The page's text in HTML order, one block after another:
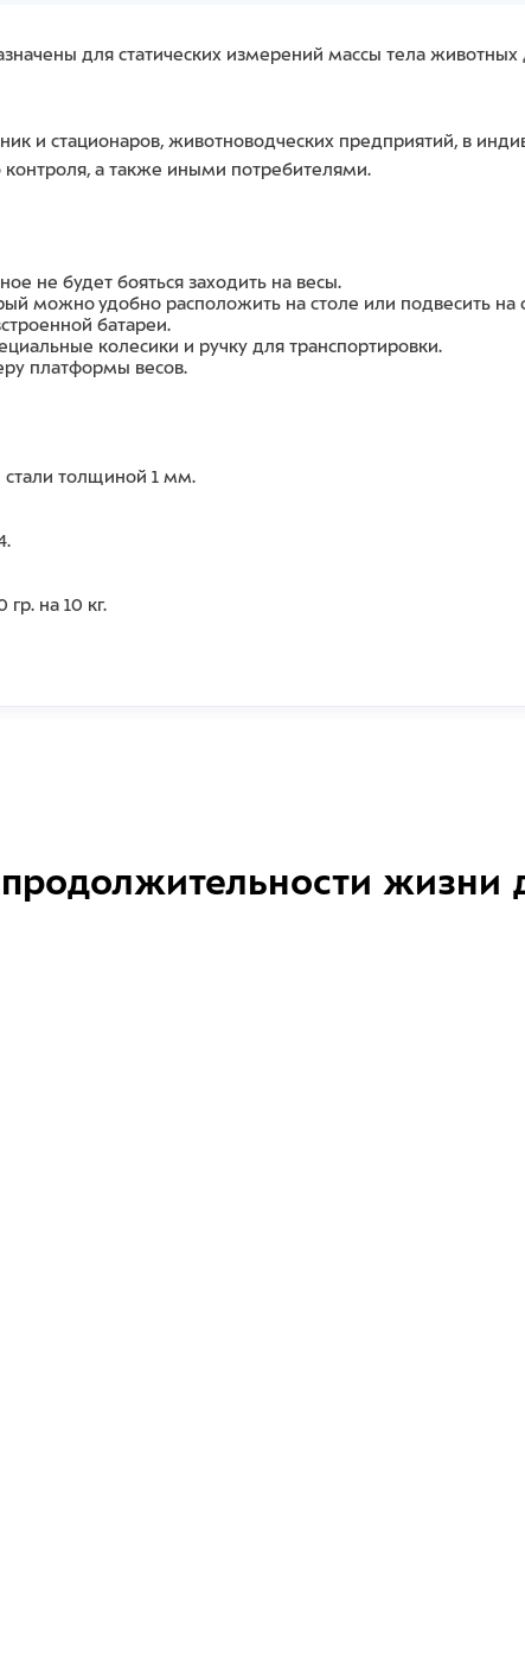
для статических измерений массы тела
и стационаров, животноводческих предприятий, в
контроля, а также иными потребителями.
не будет бояться заходить на весы.
можно удобно расположить на столе или подвесить
батареи.
колесики и ручку для транспортировки.
платформы весов.
толщиной 1 мм.
на 10 кг.
жизни